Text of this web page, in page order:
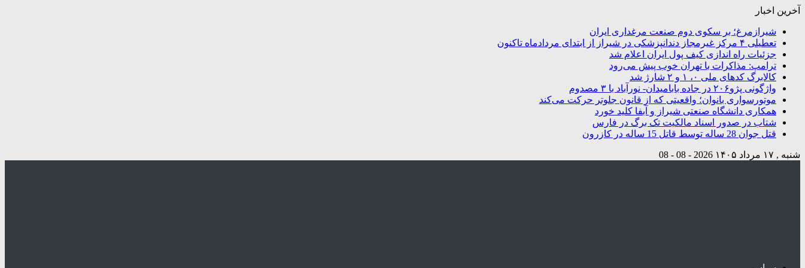
آخرین اخبار
شیرازمرغ؛ بر سکوی دوم صنعت مرغداری ایران
تعطیلی ۴ مرکز غیرمجاز دندانپزشکی در شیراز از ابتدای مردادماه تاکنون
جزئیات راه اندازی کیف پول ایران اعلام شد
ترامپ: مذاکرات با تهران خوب پیش می‌رود
کالابرگ کدهای ملی ۰، ۱ و ۲ شارژ شد
واژگونی پژو۲۰۶ در جاده بابامیدان- نورآباد با ۳ مصدوم
موتورسواری بانوان؛ واقعیتی که از قانون جلوتر حرکت می‌کند
همکاری دانشگاه صنعتی شیراز و آبفا کلید خورد
شتاب در صدور اسناد مالکیت تک برگ در فارس
قتل جوان 28 ساله توسط قاتل 15 ساله در کازرون
شنبه , ۱۷ مرداد ۱۴۰۵ 2026 - 08 - 08